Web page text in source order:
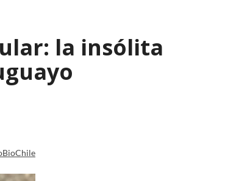
la insólita